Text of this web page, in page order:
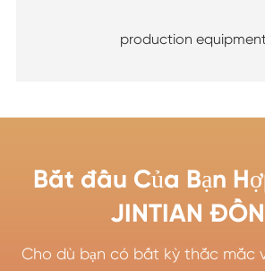
production
Bắt đầu Của Bạn
JINTIAN
Cho dù bạn có bất kỳ thắc mắc